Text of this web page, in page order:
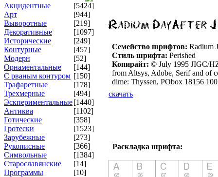
Акцидентные
[5424]
Арт
[944]
Выворотные
[219]
Декоративные
[1097]
Исторические
[249]
Контурные
[457]
Модерн
[52]
Орнаментальные
[144]
С рваным контуром [150]
Трафаретные
[178]
Трехмерные
[494]
Эскпериментальные[1440]
Антиква
[1102]
Готические
[358]
Гротески
[1523]
Зарубежные
[273]
Рукописные
[366]
Символьные
[1384]
Старославянские
[14]
Программы
[10]
Семейство шрифтов: Radium J
Стиль шрифта: Perished
Копирайт: © July 1995 JIGC/
from Altsys, Adobe, Serif and of
dime: Thyssen, PObox 18156
скачать
Раскладка шрифта: